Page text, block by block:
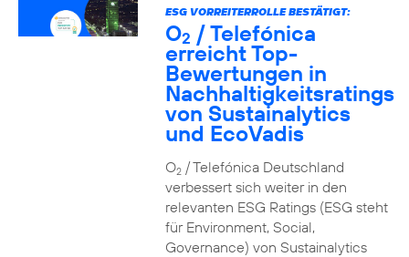
ESG VORREITERROLLE BESTÄTIGT:
O2 / Telefónica
erreicht Top-
Bewertungen in
Nachhaltigkeitsratings
von Sustainalytics
und EcoVadis
O2/ Telefónica Deutschland
verbessert sich weiter in den
relevanten ESG Ratings (ESG steht
für Environment, Social,
Governance) von Sustainalytics